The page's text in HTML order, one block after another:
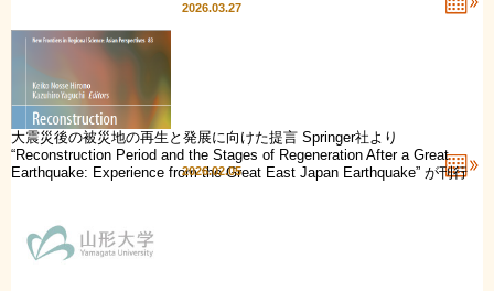
2026.03.27
大震災後の被災地の再生と発展に向けた提言 Springer社より
“Reconstruction Period and the Stages of Regeneration After a Great
Earthquake: Experience from the Great East Japan Earthquake” が刊行
2026.02.05